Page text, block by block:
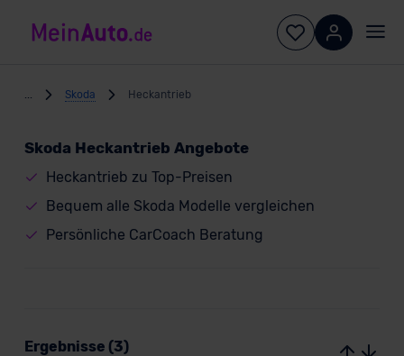
Skoda Heckantrieb
Skoda Heckantrieb Angebote
Heckantrieb zu Top-Preisen
Bequem alle Skoda Modelle vergleichen
Persönliche CarCoach Beratung
Ergebnisse (3)